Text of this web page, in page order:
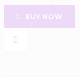
BUY NOW